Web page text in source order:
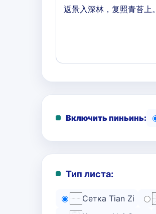
Включить пиньинь:
Тип листа:
Сетка Tian Zi